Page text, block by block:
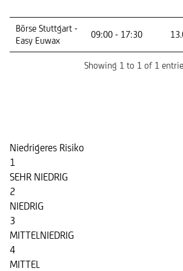
Handelsplatz
Börse Stuttgart -
Easy Euwax
09:00 - 17:30
Showing 1 to 1 of 1
Niedrigeres Risiko
1
SEHR NIEDRIG
2
NIEDRIG
3
MITTELNIEDRIG
4
MITTEL